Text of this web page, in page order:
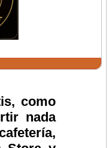
como
nada